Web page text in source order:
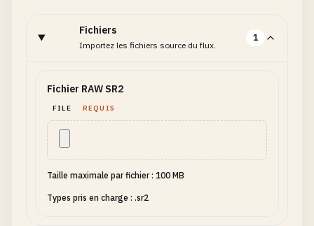
Fichiers
Importez les fichiers source du flux.
1
Fichier RAW SR2
FILE REQUIS
Taille maximale par fichier : 100 MB
Types pris en charge : .sr2